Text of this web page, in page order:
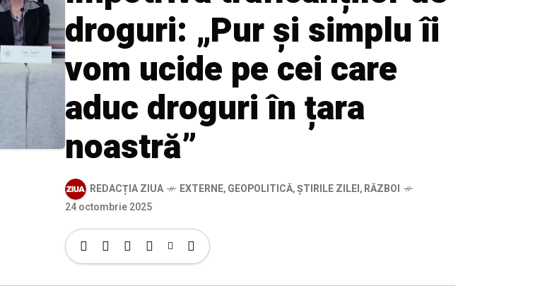
droguri: „Pur și simplu îi
vom ucide pe cei care
aduc droguri în țara
noastră”
REDACȚIA ZIUA EXTERNE,GEOPOLITICĂ,ȘTIRILE ZILEI,RĂZBOI
24 octombrie 2025